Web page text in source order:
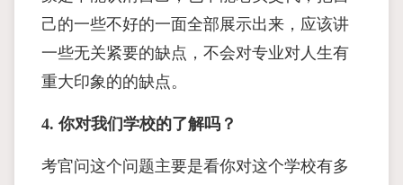
己的一些不好的一面全部展示出来，应该讲
一些无关紧要的缺点，不会对专业对人生有
重大印象的的缺点。
4. 你对我们学校的了解吗？
考官问这个问题主要是看你对这个学校有多